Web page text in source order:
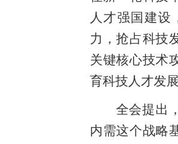
人才强国建设
力，抢占科技
关键核心技术
育科技人才发
全会提出，
内需这个战略